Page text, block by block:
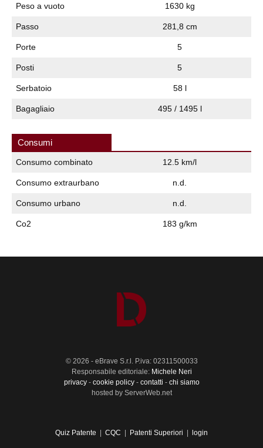
Peso a vuoto 1630 kg
Passo 281,8 cm
Porte 5
Posti 5
Serbatoio 58 l
Bagagliaio 495 / 1495 l
Consumi
Consumo combinato 12.5 km/l
Consumo extraurbano n.d.
Consumo urbano n.d.
Co2 183 g/km
© 2026 - eBrave S.r.l. P.iva: 02311500033
Responsabile editoriale: Michele Neri
privacy- cookie policy- contatti - chi siamo
hosted by ServerWeb.net
Quiz Patente | CQC | Patenti Superiori | login